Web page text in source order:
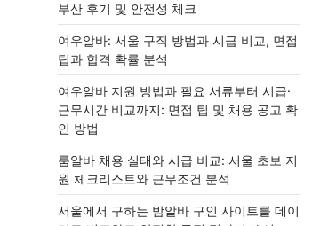
부산 후기 및 안전성 체크
여우알바: 서울 구직 방법과 시급 비교, 면접
팁과 합격 확률 분석
여우알바 지원 방법과 필요 서류부터 시급·
근무시간 비교까지: 면접 팁 및 채용 공고 확
인 방법
룸알바 채용 실태와 시급 비교: 서울 초보 지
원 체크리스트와 근무조건 분석
서울에서 구하는 밤알바 구인 사이트를 데이